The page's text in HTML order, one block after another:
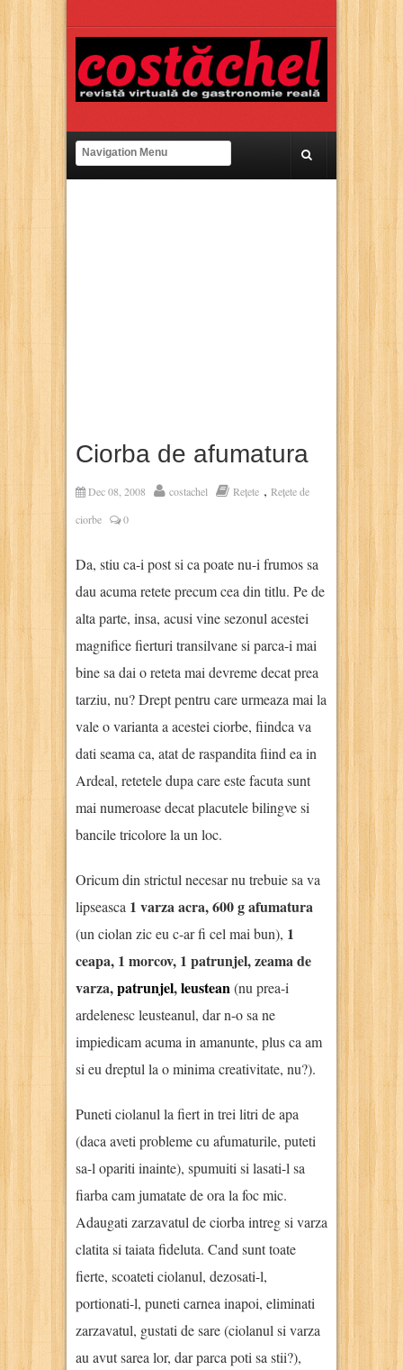
Ciorba de afumatura
Dec 08, 2008 costachel Rețete , Rețete de
ciorbe
0
Da, stiu ca-i post si ca poate nu-i frumos sa
dau acuma retete precum cea din titlu. Pe de
alta parte, insa, acusi vine sezonul acestei
magnifice fierturi transilvane si parca-i mai
bine sa dai o reteta mai devreme decat prea
tarziu, nu? Drept pentru care urmeaza mai la
vale o varianta a acestei ciorbe, fiindca va
dati seama ca, atat de raspandita fiind ea in
Ardeal, retetele dupa care este facuta sunt
mai numeroase decat placutele bilingve si
bancile tricolore la un loc.
Oricum din strictul necesar nu trebuie sa va
lipseasca 1 varza acra, 600 g afumatura
(un ciolan zic eu c-ar fi cel mai bun), 1
ceapa, 1 morcov, 1 patrunjel, zeama de
varza,patrunjel,leustean(nu prea-i
ardelenesc leusteanul, dar n-o sa ne
impiedicam acuma in amanunte, plus ca am
si eu dreptul la o minima creativitate, nu?).
Puneti ciolanul la fiert in trei litri de apa
(daca aveti probleme cu afumaturile, puteti
sa-l opariti inainte), spumuiti si lasati-l sa
fiarba cam jumatate de ora la foc mic.
Adaugati zarzavatul de ciorba intreg si varza
clatita si taiata fideluta. Cand sunt toate
fierte, scoateti ciolanul, dezosati-l,
portionati-l, puneti carnea inapoi, eliminati
zarzavatul, gustati de sare (ciolanul si varza
au avut sarea lor, dar parca poti sa stii?),